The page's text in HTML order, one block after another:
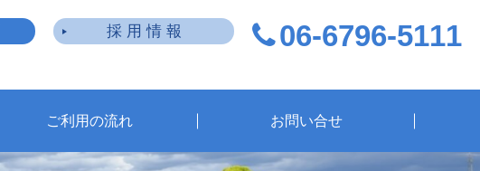
採 用 情 報 06-6796-5111
ご利用の流れ お問い合せ